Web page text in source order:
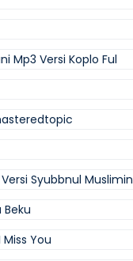
Mp3 Versi Koplo Ful
Syubbnul Muslimin
Beku
You